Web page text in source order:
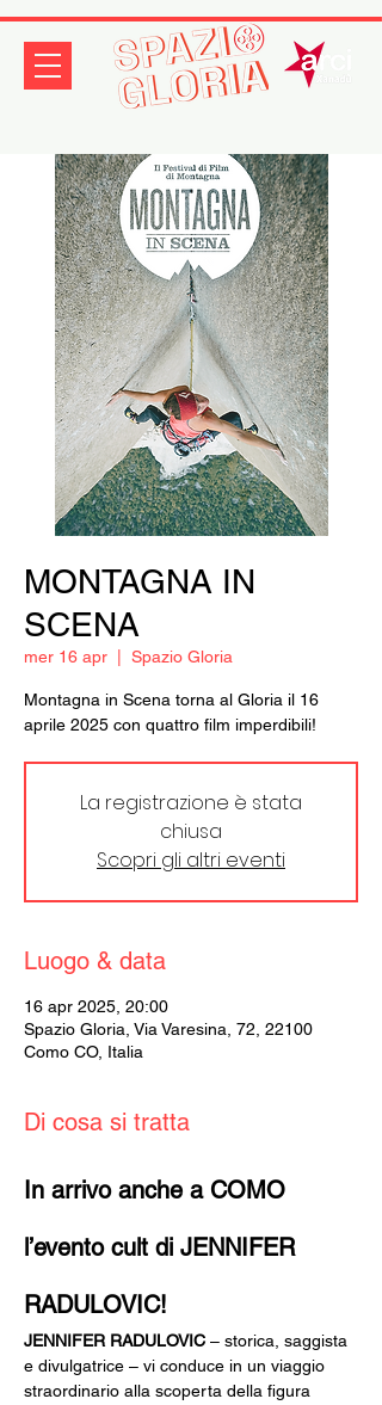
MONTAGNA IN
SCENA
mer 16 apr Spazio Gloria
Montagna in Scena torna al Gloria il 16
aprile 2025 con quattro film imperdibili!
La registrazione è stata
chiusa
Scopri gli altri eventi
Luogo & data
16 apr 2025, 20:00
Spazio Gloria, Via Varesina, 72, 22100
Como CO, Italia
Di cosa si tratta
In arrivo anche a COMO
l’evento cult di JENNIFER
RADULOVIC!
JENNIFER RADULOVIC – storica, saggista
e divulgatrice – vi conduce in un viaggio
straordinario alla scoperta della figura